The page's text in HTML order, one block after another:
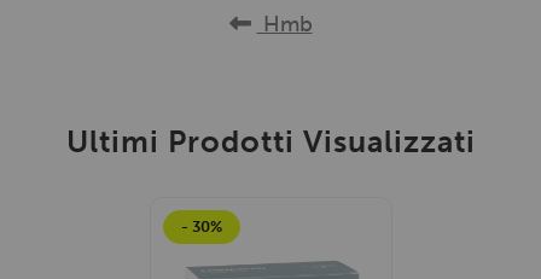
Hmb
Ultimi Prodotti Visualizzati
- 30%